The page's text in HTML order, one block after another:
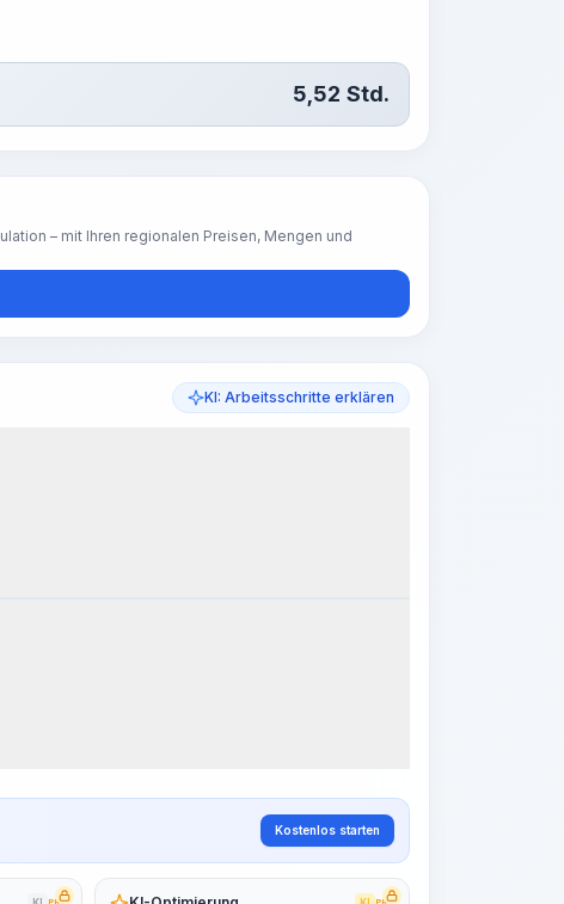
5,52 Std.
– mit Ihren regionalen Preisen, Mengen und
KI: Arbeitsschritte erklären
Kostenlos starten